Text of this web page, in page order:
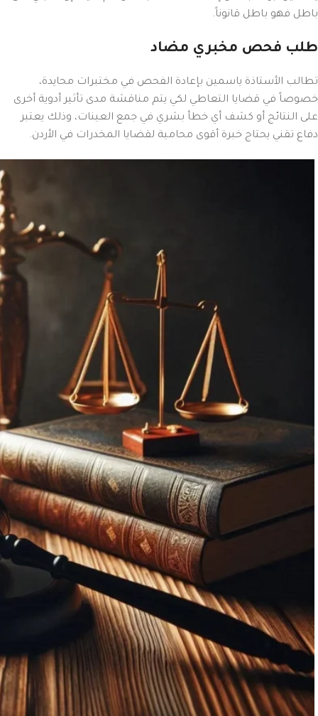
باطل فهو باطل قانوناً.
طلب فحص مخبري مضاد
تطالب الأستاذة ياسمين بإعادة الفحص في مختبرات محايدة،
خصوصاً في قضايا التعاطي لكي يتم مناقشة مدى تأثير أدوية أخرى
على النتائج أو كشف أي خطأ بشري في جمع العينات، وذلك يعتبر
دفاع تقني يحتاج خبرة أقوى محامية لقضايا المخدرات في الأردن.